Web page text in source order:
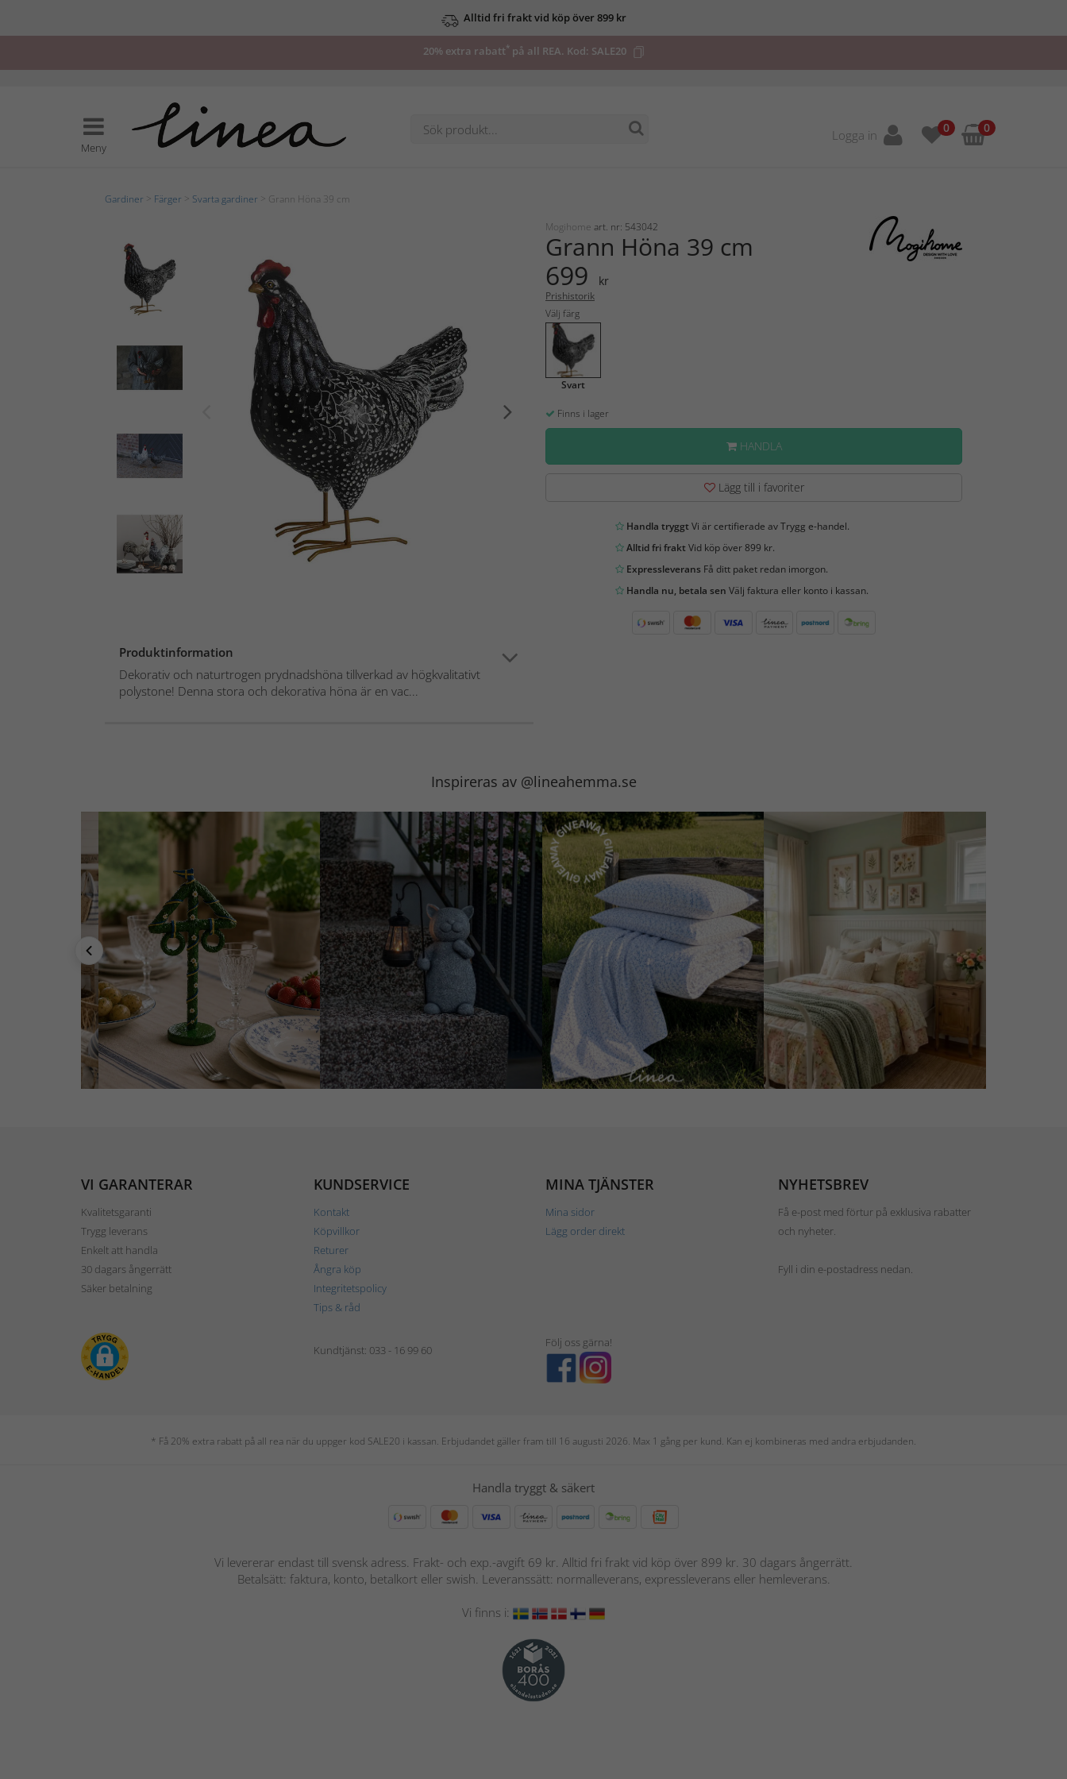
Alltid fri frakt vid köp över 899 kr
20% extra rabatt*på all REA. Kod: SALE20
Meny
Logga in 0 0
Gardiner Färger Svarta gardiner > Grann Höna 39 cm
Produktinformation
Dekorativ och naturtrogen prydnadshöna tillverkad av högkvalitativt
polystone! Denna stora och dekorativa höna är en vac...
Mogihome art. nr: 543042
Grann Höna 39 cm
699 kr
Prishistorik
Välj färg
Svart
Finns i lager
HANDLA
Lägg till i favoriter
Handla tryggtVi är certifierade av Trygg e-handel.
Alltid fri fraktVid köp över 899 kr.
ExpressleveransFå ditt paket redan imorgon.
Handla nu, betala sen Välj faktura eller konto i kassan.
Inspireras av @lineahemma.se
VI GARANTERAR
Kvalitetsgaranti
Trygg leverans
Enkelt att handla
30 dagars ångerrätt
Säker betalning
KUNDSERVICE
Kontakt
Köpvillkor
Returer
Ångra köp
Integritetspolicy
Tips & råd
MINA TJÄNSTER
Mina sidor
Lägg order direkt
NYHETSBREV
Få e-post med förtur på exklusiva rabatter
och nyheter.
Fyll i din e-postadress nedan.
Kundtjänst: 033 - 16 99 60
Följ oss gärna!
* Få 20% extra rabatt på all rea när du uppger kod SALE20 i kassan. Erbjudandet gäller fram till 16 augusti 2026. Max 1 gång per kund. Kan ej kombineras med andra erbjudanden.
Handla tryggt & säkert
Vi levererar endast till svensk adress. Frakt- och exp.-avgift 69 kr. Alltid fri frakt vid köp över 899 kr. 30 dagars ångerrätt.
Betalsätt: faktura, konto, betalkort eller swish. Leveranssätt: normalleverans, expressleverans eller hemleverans.
Vi finns i: